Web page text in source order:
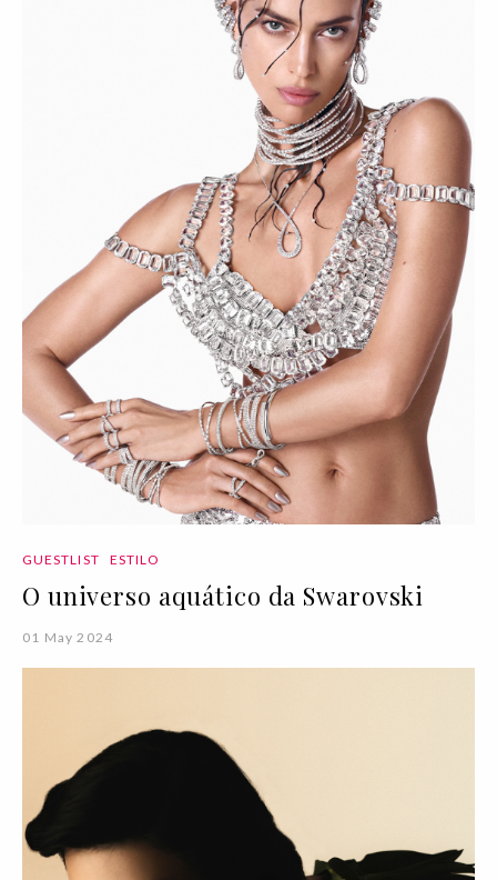
GUESTLIST ESTILO
O universo aquático da Swarovski
01 May 2024